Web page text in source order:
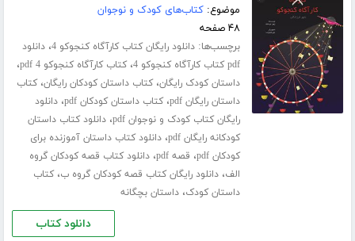
موضوع:کتاب‌های کودک و نوجوان
۴۸ صفحه
برچسب‌ها:دانلود رایگان کتاب کارآگاه کنجوکو 4 ،دانلود
pdf کتاب کارآگاه کنجوکو 4
،کتاب کارآگاه کنجوکو 4 pdf ،
داستان کودک رایگان،کتاب داستان کودکان رایگان،کتاب
داستان رایگان pdf
،کتاب داستان کودکان pdf ،دانلود
رایگان کتاب کودک و نوجوان pdf
،دانلود کتاب داستان
کودکانه رایگان pdf
،دانلود کتاب داستان آموزنده برای
کودکان pdf
، قصه pdf ،دانلود کتاب قصه کودکان گروه
الف،دانلود رایگان کتاب قصه کودکان گروه ب،کتاب
داستان کودک،داستان بچگانه
دانلود کتاب